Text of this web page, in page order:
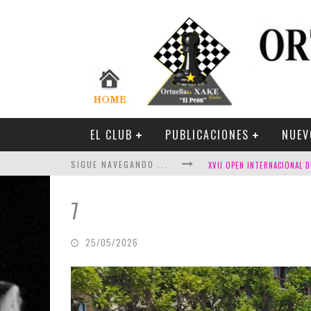
EL CLUB PUBLICACIONES
SIGUE NAVEGANDO ...
7
25/05/2026